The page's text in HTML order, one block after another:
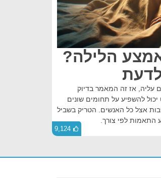
הלילה?
עליה, אז זה המאמר בדיוק
להשפיע על תחומים שונים
אצל כל האנשים. הטריק בשביל
התאמות לפי צורך.
9,124